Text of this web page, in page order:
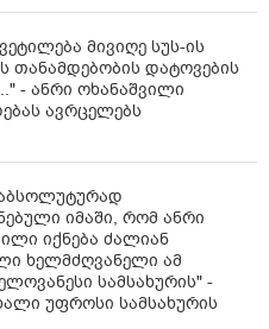
მივიღე სუს-ის
თანამდებობის დატოვების
- ანრი ოხანაშვილი
ავრცელებს
იმაში, რომ ანრი
იქნება ძალიან
ხელმძღვანელი ამ
სამსახურის" -
უფროსი სამსახურის